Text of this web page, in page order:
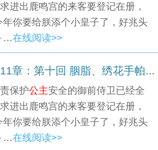
进出鹿鸣宫的来客要登记在册，
年你要给朕添个小皇子了，好兆头
…在线阅读>>
《穿越千年的爱恋》·第11章：第十回 胭脂、绣花手帕、幸福铜钱
保护公主安全的御前侍卫已经全
进出鹿鸣宫的来客要登记在册，
年你要给朕添个小皇子了，好兆头
…在线阅读>>